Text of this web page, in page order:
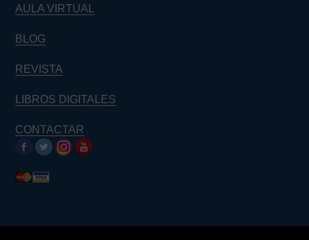
AULA VIRTUAL
BLOG
REVISTA
LIBROS DIGITALES
CONTACTAR